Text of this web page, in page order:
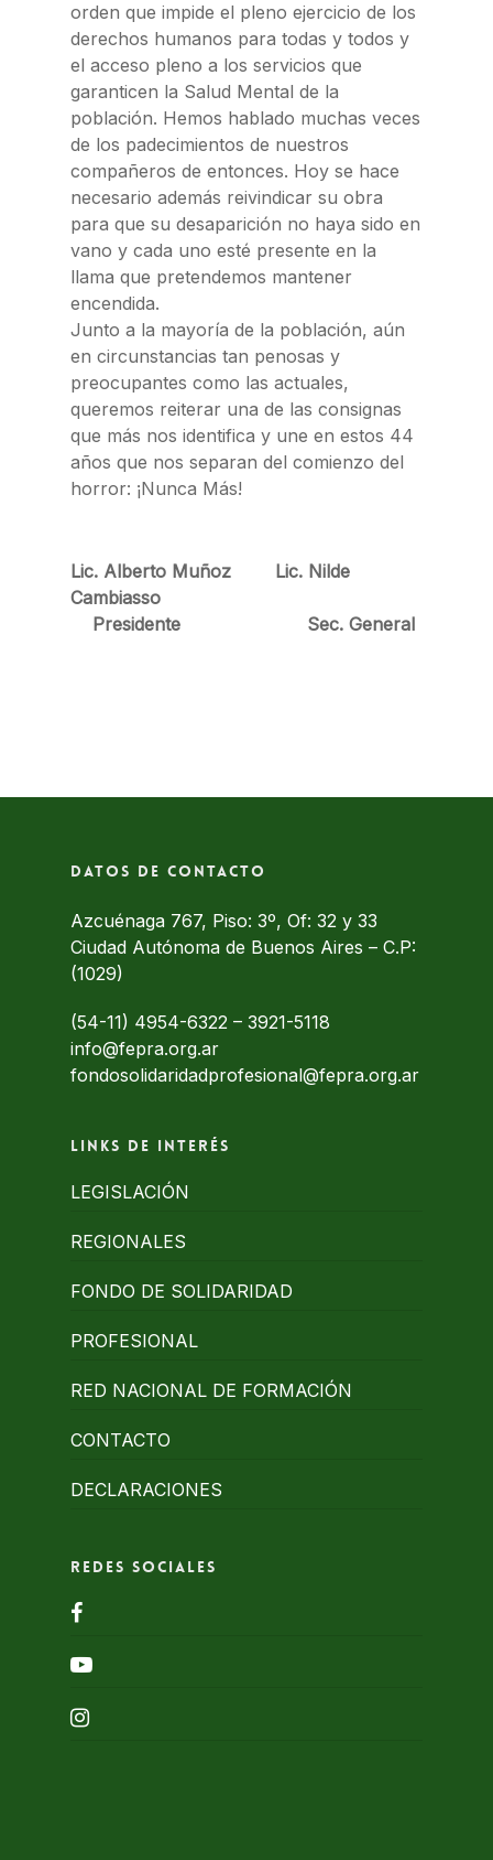
orden que impide el pleno ejercicio de los
derechos humanos para todas y todos y
el acceso pleno a los servicios que
garanticen la Salud Mental de la
población. Hemos hablado muchas veces
de los padecimientos de nuestros
compañeros de entonces. Hoy se hace
necesario además reivindicar su obra
para que su desaparición no haya sido en
vano y cada uno esté presente en la
llama que pretendemos mantener
encendida.
Junto a la mayoría de la población, aún
en circunstancias tan penosas y
preocupantes como las actuales,
queremos reiterar una de las consignas
que más nos identifica y une en estos 44
años que nos separan del comienzo del
horror: ¡Nunca Más!
Lic. Alberto Muñoz Lic. Nilde
Cambiasso
Presidente Sec. General
Datos de contacto
Azcuénaga 767, Piso: 3º, Of: 32 y 33
Ciudad Autónoma de Buenos Aires – C.P:
(1029)
(54-11) 4954-6322 – 3921-5118
info@fepra.org.ar
fondosolidaridadprofesional@fepra.org.ar
Links de interés
LEGISLACIÓN
REGIONALES
FONDO DE SOLIDARIDAD
PROFESIONAL
RED NACIONAL DE FORMACIÓN
CONTACTO
DECLARACIONES
Redes Sociales
facebook
youtube
instagram